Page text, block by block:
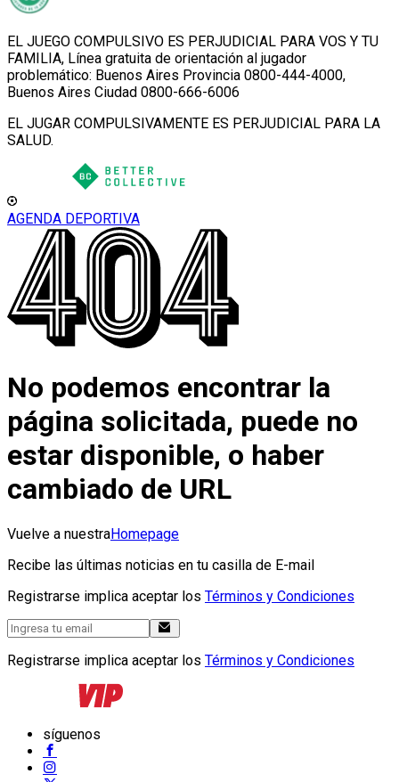
EL JUEGO COMPULSIVO ES PERJUDICIAL PARA VOS Y TU
FAMILIA, Línea gratuita de orientación al jugador
problemático: Buenos Aires Provincia 0800-444-4000,
Buenos Aires Ciudad 0800-666-6006
EL JUGAR COMPULSIVAMENTE ES PERJUDICIAL PARA LA
SALUD.
AGENDA DEPORTIVA
No podemos encontrar la
página solicitada, puede no
estar disponible, o haber
cambiado de URL
Vuelve a nuestraHomepage
Recibe las últimas noticias en tu casilla de E-mail
Registrarse implica aceptar los Términos y Condiciones
Registrarse implica aceptar los Términos y Condiciones
síguenos